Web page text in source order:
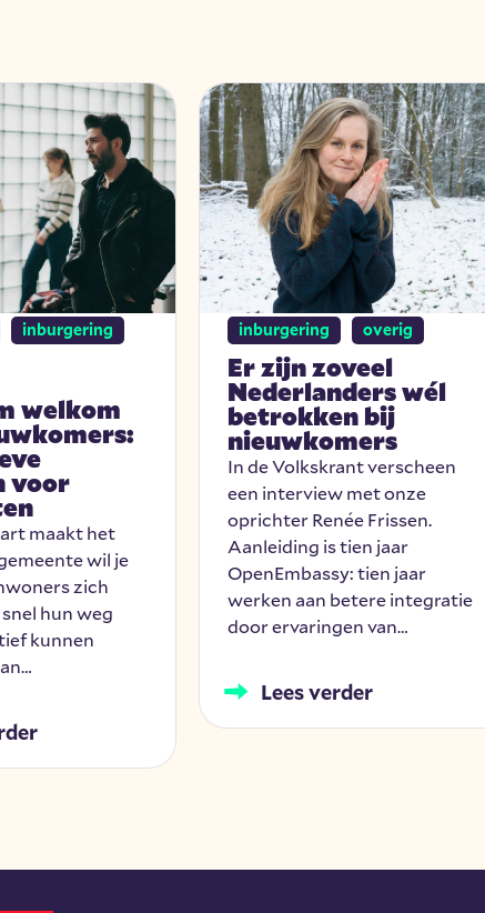
inburgering
welkom
voor
maakt het
wil je
zich
hun weg
kunnen
inburgering overig
Er zijn zoveel
Nederlanders wél
betrokken bij
nieuwkomers
In de Volkskrant verscheen
een interview met onze
oprichter Renée Frissen.
Aanleiding is tien jaar
OpenEmbassy: tien jaar
werken aan betere integratie
door ervaringen van…
Lees verder